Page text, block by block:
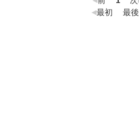
最初
最後